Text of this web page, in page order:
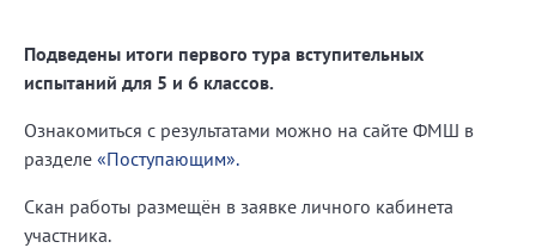
Подведены итоги первого тура вступительных
испытаний для 5 и 6 классов.
Ознакомиться с результатами можно на сайте ФМШ в
разделе «Поступающим».
Скан работы размещён в заявке личного кабинета
участника.